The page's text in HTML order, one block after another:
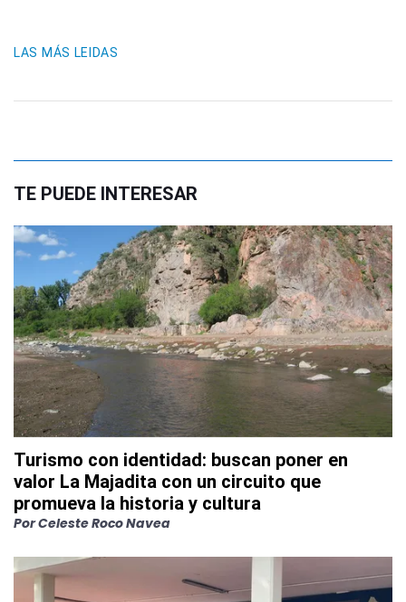
LAS MÁS LEIDAS
TE PUEDE INTERESAR
Turismo con identidad: buscan poner en
valor La Majadita con un circuito que
promueva la historia y cultura
PorCeleste Roco Navea